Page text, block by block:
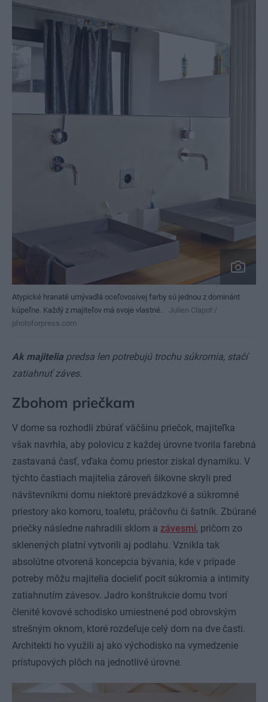
Atypické hranaté umývadlá oceľovosivej farby sú jednou z dominánt
kúpeľne. Každý z majiteľov má svoje vlastné.
Julien Clapot /
photoforpress.com
Ak majitelia predsa len potrebujú trochu súkromia, stačí
zatiahnuť záves.
Zbohom priečkam
V dome sa rozhodli zbúrať väčšinu priečok, majiteľka
však navrhla, aby polovicu z každej úrovne tvorila farebná
zastavaná časť, vďaka čomu priestor získal dynamiku. V
týchto častiach majitelia zároveň šikovne skryli pred
návštevníkmi domu niektoré prevádzkové a súkromné
priestory ako komoru, toaletu, práčovňu či šatník. Zbúrané
priečky následne nahradili sklom a závesmi, pričom zo
sklenených platní vytvorili aj podlahu. Vznikla tak
absolútne otvorená koncepcia bývania, kde v prípade
potreby môžu majitelia docieliť pocit súkromia a intimity
zatiahnutím závesov. Jadro konštrukcie domu tvorí
členité kovové schodisko umiestnené pod obrovským
strešným oknom, ktoré rozdeľuje celý dom na dve časti.
Architekti ho využili aj ako východisko na vymedzenie
prístupových plôch na jednotlivé úrovne.